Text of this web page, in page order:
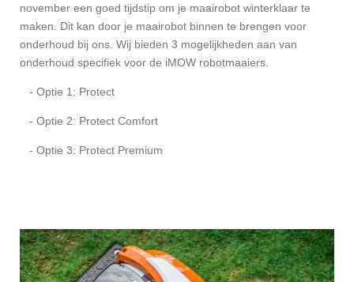
november een goed tijdstip om je maairobot winterklaar te
maken. Dit kan door je maairobot binnen te brengen voor
onderhoud bij ons. Wij bieden 3 mogelijkheden aan van
onderhoud specifiek voor de iMOW robotmaaiers.
- Optie 1: Protect
- Optie 2: Protect Comfort
- Optie 3: Protect Premium